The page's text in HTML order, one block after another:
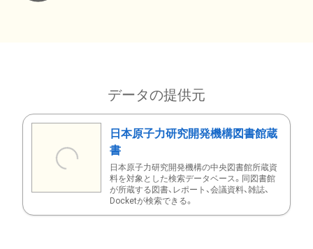
データの提供元
日本原子力研究開発機構図書館蔵
書
日本原子力研究開発機構の中央図書館所蔵資
料を対象とした検索データベース。同図書館
が所蔵する図書、レポート、会議資料、雑誌、
Docketが検索できる。